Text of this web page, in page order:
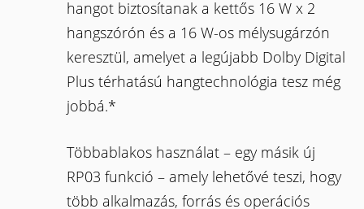
hangot biztosítanak a kettős 16 W x 2
hangszórón és a 16 W-os mélysugárzón
keresztül, amelyet a legújabb Dolby Digital
Plus térhatású hangtechnológia tesz még
jobbá.*
Többablakos használat – egy másik új
RP03 funkció – amely lehetővé teszi, hogy
több alkalmazás, forrás és operációs